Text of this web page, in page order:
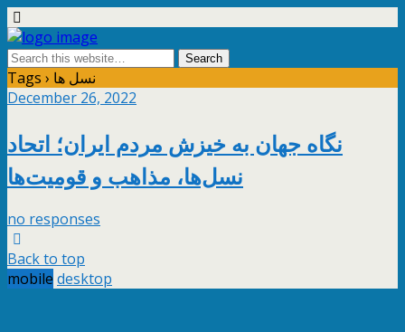
Tags › نسل ها
December 26, 2022
نگاه جهان به خیزش مردم ایران؛ اتحاد
نسل‌ها، مذاهب و قومیت‌ها
no responses
Back to top
mobile desktop